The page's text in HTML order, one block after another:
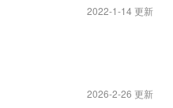
2022-1-14 更新
2026-2-26 更新